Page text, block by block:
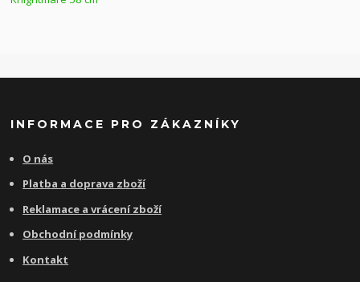
INFORMACE PRO ZÁKAZNÍKY
O nás
Platba a doprava zboží
Reklamace a vrácení zboží
Obchodní podmínky
Kontakt